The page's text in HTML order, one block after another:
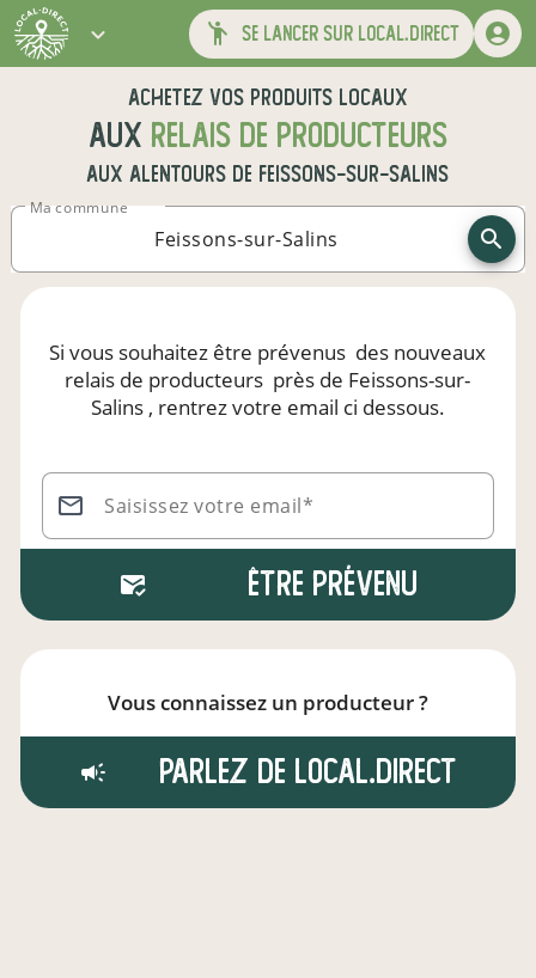
se lancer sur local.direct
Achetez vos produits locaux
aux relais de producteurs
aux alentours de Feissons-sur-Salins
Ma commune
Si vous souhaitez être prévenus des nouveaux
relais de producteurs près de Feissons-sur-
Salins, rentrez votre email ci dessous.
Saisissez votre email*
Être prévenu
Vous connaissez un producteur ?
Parlez de local.direct